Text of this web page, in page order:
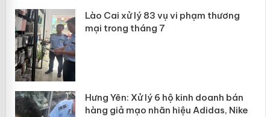
Lào Cai xử lý 83 vụ vi phạm thương
mại trong tháng 7
Hưng Yên: Xử lý 6 hộ kinh doanh bán
hàng giả mạo nhãn hiệu Adidas, Nike